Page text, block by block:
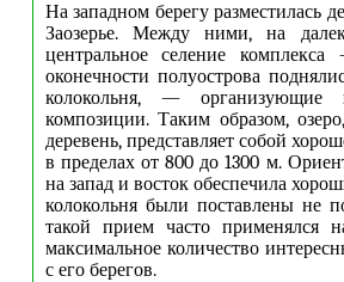
На западном берегу разместилась
Заозерье. Между ними, на
центральное селение
оконечности полуострова
колокольня, — организующие
композиции. Таким образом,
деревень, представляет собой
в пределах от 800 до 1300 м.
на запад и восток обеспечила
колокольня были поставлены не
такой прием часто применялся
максимальное количество
с его берегов.